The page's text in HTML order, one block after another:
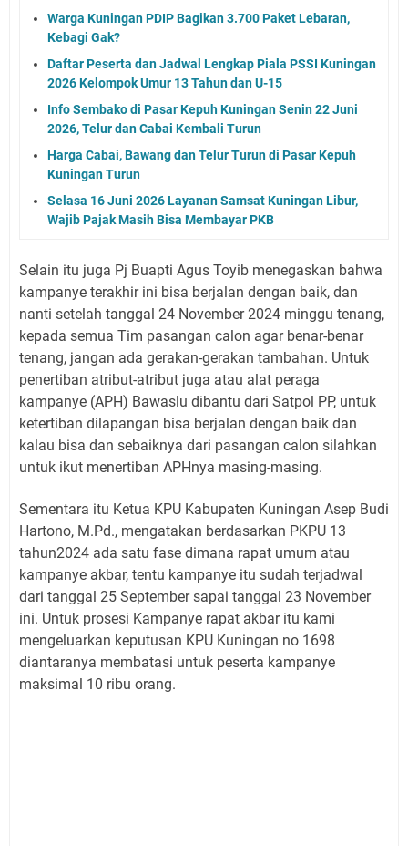
Warga Kuningan PDIP Bagikan 3.700 Paket Lebaran,
Kebagi Gak?
Daftar Peserta dan Jadwal Lengkap Piala PSSI Kuningan
2026 Kelompok Umur 13 Tahun dan U-15
Info Sembako di Pasar Kepuh Kuningan Senin 22 Juni
2026, Telur dan Cabai Kembali Turun
Harga Cabai, Bawang dan Telur Turun di Pasar Kepuh
Kuningan Turun
Selasa 16 Juni 2026 Layanan Samsat Kuningan Libur,
Wajib Pajak Masih Bisa Membayar PKB
Selain itu juga Pj Buapti Agus Toyib menegaskan bahwa
kampanye terakhir ini bisa berjalan dengan baik, dan
nanti setelah tanggal 24 November 2024 minggu tenang,
kepada semua Tim pasangan calon agar benar-benar
tenang, jangan ada gerakan-gerakan tambahan. Untuk
penertiban atribut-atribut juga atau alat peraga
kampanye (APH) Bawaslu dibantu dari Satpol PP, untuk
ketertiban dilapangan bisa berjalan dengan baik dan
kalau bisa dan sebaiknya dari pasangan calon silahkan
untuk ikut menertiban APHnya masing-masing.
Sementara itu Ketua KPU Kabupaten Kuningan Asep Budi
Hartono, M.Pd., mengatakan berdasarkan PKPU 13
tahun2024 ada satu fase dimana rapat umum atau
kampanye akbar, tentu kampanye itu sudah terjadwal
dari tanggal 25 September sapai tanggal 23 November
ini. Untuk prosesi Kampanye rapat akbar itu kami
mengeluarkan keputusan KPU Kuningan no 1698
diantaranya membatasi untuk peserta kampanye
maksimal 10 ribu orang.